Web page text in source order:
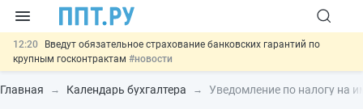
12:20
Введут обязательное страхование банковских гарантий по
крупным госконтрактам #новости
11:12 Закон об ИИ синхронизируют с Гражданским кодексом#новости
Главная Календарь бухгалтера Уведомление по налогу на